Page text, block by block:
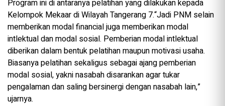
Program ini di antaranya pelatihan yang dilakukan kepada
Kelompok Mekaar di Wilayah Tangerang 7.“Jadi PNM selain
memberikan modal financial juga memberikan modal
intlektual dan modal sosial. Pemberian modal intlektual
diberikan dalam bentuk pelatihan maupun motivasi usaha.
Biasanya pelatihan sekaligus sebagai ajang pemberian
modal sosial, yakni nasabah disarankan agar tukar
pengalaman dan saling bersinergi dengan nasabah lain,”
ujarnya.